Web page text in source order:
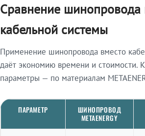
Сравнение шинопровода
кабельной системы
Применение шинопровода вместо
даёт экономию времени и стоимости.
параметры — по материалам
ПАРАМЕТР
ШИНОПРОВОД
METAENERGY